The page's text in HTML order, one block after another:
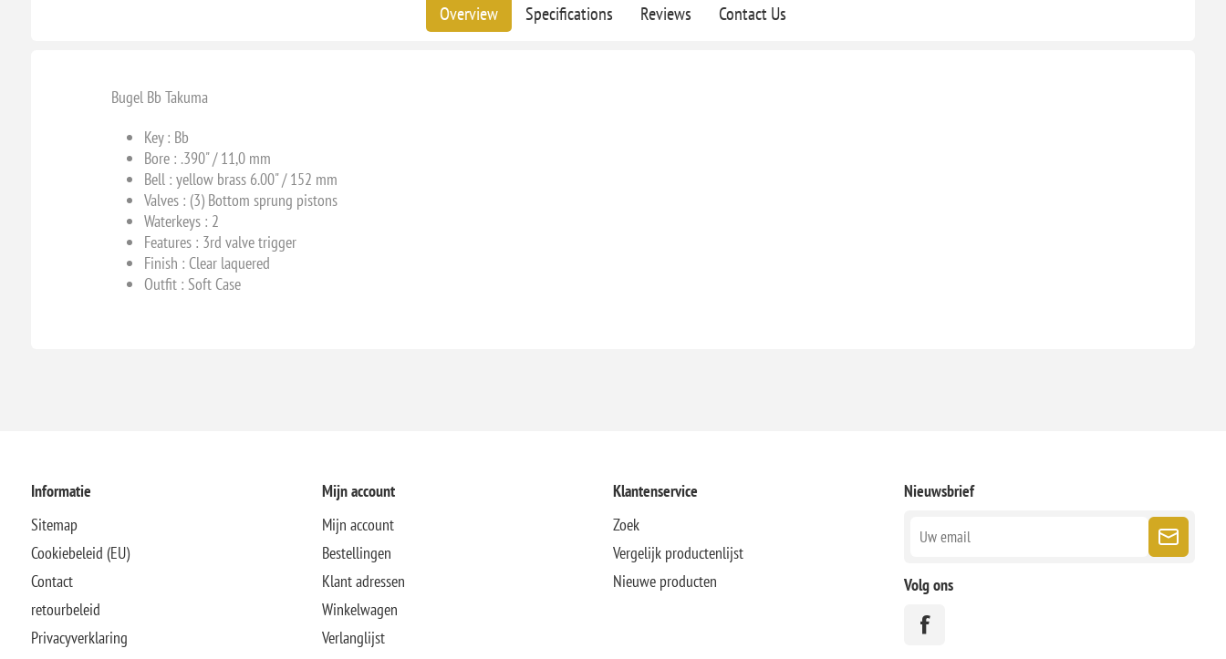
Overview Specifications Reviews Contact Us
Bugel Bb Takuma
Key : Bb
Bore : .390" / 11,0 mm
Bell : yellow brass 6.00" / 152 mm
Valves : (3) Bottom sprung pistons
Waterkeys : 2
Features : 3rd valve trigger
Finish : Clear laquered
Outfit : Soft Case
Informatie
Sitemap
Cookiebeleid (EU)
Contact
retourbeleid
Privacyverklaring
Mijn account
Mijn account
Bestellingen
Klant adressen
Winkelwagen
Verlanglijst
Klantenservice
Zoek
Vergelijk productenlijst
Nieuwe producten
Nieuwsbrief
Volg ons